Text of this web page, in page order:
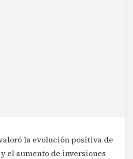
la evolución positiva de
el aumento de inversiones